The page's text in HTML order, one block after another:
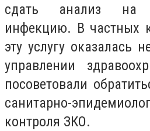
сдать анализ на
инфекцию. В частных
эту услугу оказалась
управлении
посоветовали
санитарно-
контроля ЗКО.